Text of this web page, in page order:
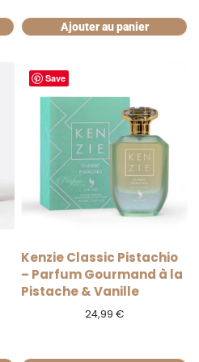
Ajouter au panier
Save
Kenzie Classic Pistachio
– Parfum Gourmand à la
Pistache & Vanille
24,99€